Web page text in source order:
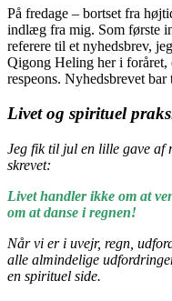
På fredage – bortset fra
indlæg fra mig. Som første
referere til et nyhedsbrev,
Qigong Heling her i
respeons. Nyhedsbrevet
Livet og spirituel
Jeg fik til jul en lille gave af
skrevet:
Livet handler ikke om at
om at danse i regnen!
Når vi er i uvejr, regn,
alle almindelige
en spirituel side.